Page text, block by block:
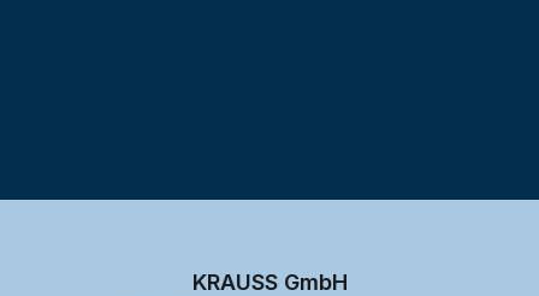
KRAUSS GmbH